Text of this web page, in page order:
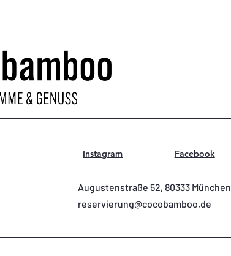
Instagram Facebook
Augustenstraße 52, 80333 München
reservierung@cocobamboo.de